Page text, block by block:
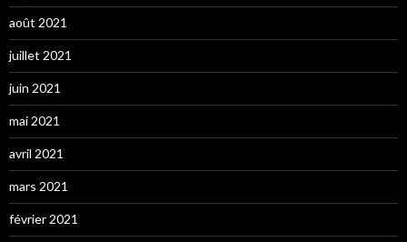
août 2021
juillet 2021
juin 2021
mai 2021
avril 2021
mars 2021
février 2021